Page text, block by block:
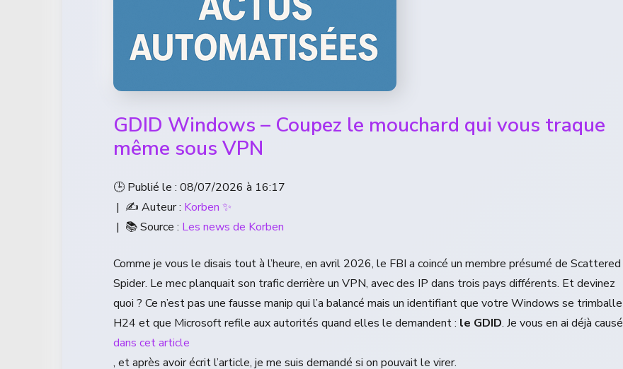
GDID Windows – Coupez le mouchard qui vous traque
même sous VPN
🕒 Publié le : 08/07/2026 à 16:17
| ✍️ Auteur : Korben ✨
| 📚 Source : Les news de Korben
Comme je vous le disais tout à l’heure, en avril 2026, le FBI a coincé un membre présumé de Scattered
Spider. Le mec planquait son trafic derrière un VPN, avec des IP dans trois pays différents. Et devinez
quoi ? Ce n’est pas une fausse manip qui l’a balancé mais un identifiant que votre Windows se trimballe
H24 et que Microsoft refile aux autorités quand elles le demandent : le GDID. Je vous en ai déjà causé
dans cet article
, et après avoir écrit l’article, je me suis demandé si on pouvait le virer.